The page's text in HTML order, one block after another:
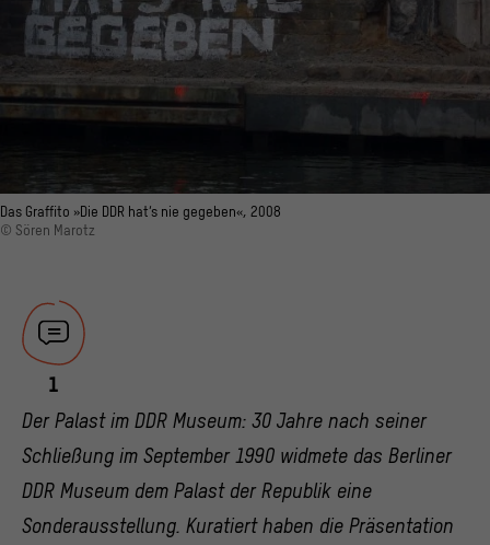
Das Graffito »Die DDR hat’s nie gegeben«, 2008
© Sören Marotz
1
Der Palast im DDR Museum: 30 Jahre nach seiner
Schließung im September 1990 widmete das Berliner
DDR Museum dem Palast der Republik eine
Sonderausstellung. Kuratiert haben die Präsentation